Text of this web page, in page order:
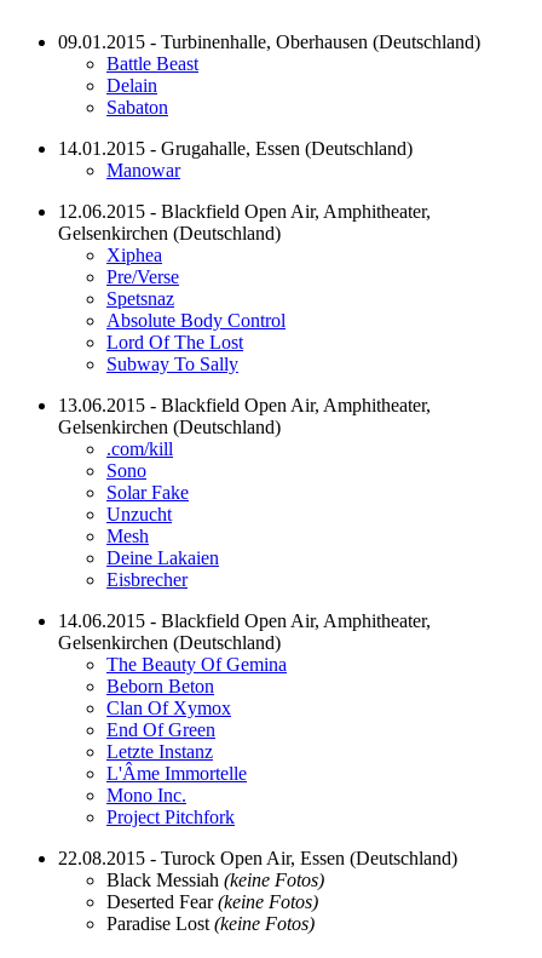
09.01.2015 - Turbinenhalle, Oberhausen (Deutschland)
Battle Beast
Delain
Sabaton
14.01.2015 - Grugahalle, Essen (Deutschland)
Manowar
12.06.2015 - Blackfield Open Air, Amphitheater,
Gelsenkirchen (Deutschland)
Xiphea
Pre/Verse
Spetsnaz
Absolute Body Control
Lord Of The Lost
Subway To Sally
13.06.2015 - Blackfield Open Air, Amphitheater,
Gelsenkirchen (Deutschland)
.com/kill
Sono
Solar Fake
Unzucht
Mesh
Deine Lakaien
Eisbrecher
14.06.2015 - Blackfield Open Air, Amphitheater,
Gelsenkirchen (Deutschland)
The Beauty Of Gemina
Beborn Beton
Clan Of Xymox
End Of Green
Letzte Instanz
L'Âme Immortelle
Mono Inc.
Project Pitchfork
22.08.2015 - Turock Open Air, Essen (Deutschland)
Black Messiah (keine Fotos)
Deserted Fear(keine Fotos)
Paradise Lost (keine Fotos)